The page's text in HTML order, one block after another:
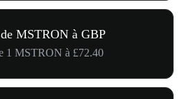
MSTRON à GBP
1 MSTRON à £72.40